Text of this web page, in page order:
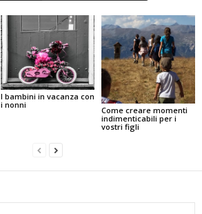
I bambini in vacanza con
i nonni
Come creare momenti
indimenticabili per i
vostri figli